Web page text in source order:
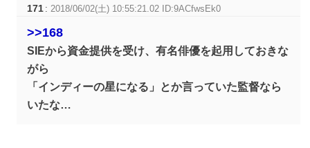
171 : 2018/06/02(土) 10:55:21.02 ID:9ACfwsEk0
>>168
SIEから資金提供を受け、有名俳優を起用しておきな
がら
「インディーの星になる」とか言っていた監督なら
いたな…